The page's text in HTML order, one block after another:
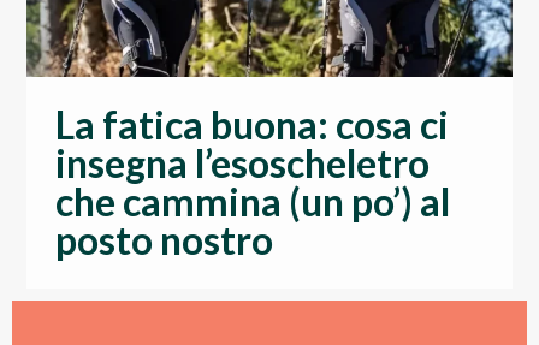
La fatica buona: cosa ci
insegna l’esoscheletro
che cammina (un po’) al
posto nostro